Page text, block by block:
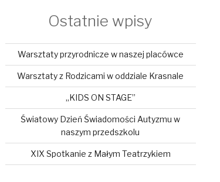
Ostatnie wpisy
Warsztaty przyrodnicze w naszej placówce
Warsztaty z Rodzicami w oddziale Krasnale
„KIDS ON STAGE”
Światowy Dzień Świadomości Autyzmu w
naszym przedszkolu
XIX Spotkanie z Małym Teatrzykiem